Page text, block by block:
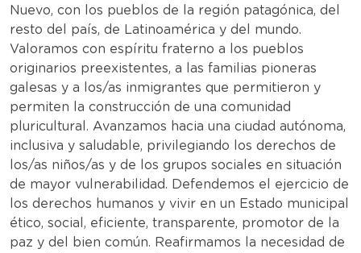
Nuevo, con los pueblos de la región patagónica, del
resto del país, de Latinoamérica y del mundo.
Valoramos con espíritu fraterno a los pueblos
originarios preexistentes, a las familias pioneras
galesas y a los/as inmigrantes que permitieron y
permiten la construcción de una comunidad
pluricultural. Avanzamos hacia una ciudad autónoma,
inclusiva y saludable, privilegiando los derechos de
los/as niños/as y de los grupos sociales en situación
de mayor vulnerabilidad. Defendemos el ejercicio de
los derechos humanos y vivir en un Estado municipal
ético, social, eficiente, transparente, promotor de la
paz y del bien común. Reafirmamos la necesidad de